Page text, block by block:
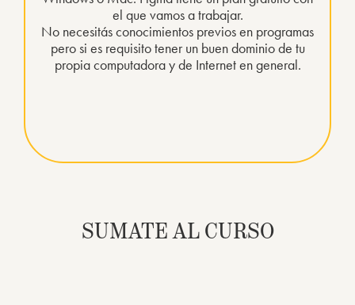
el que vamos a trabajar.
No necesitás conocimientos previos en programas
pero si es requisito tener un buen dominio de tu
propia computadora y de Internet en general.
SUMATE AL CURSO